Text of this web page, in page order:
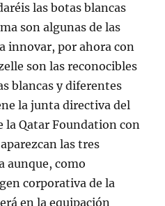
las botas blancas
son algunas de las
innovar, por ahora con
son las reconocibles
blancas y diferentes
la junta directiva del
la Qatar Foundation con
las tres
aunque, como
corporativa de la
en la equipación